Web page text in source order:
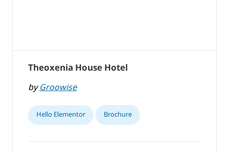
Theoxenia House Hotel
byGroowise
Hello Elementor Brochure